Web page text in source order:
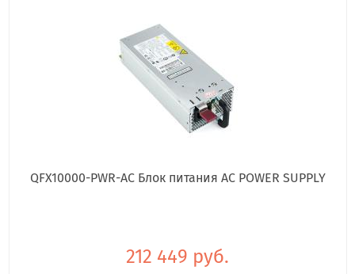
QFX10000-PWR-AC Блок питания AC POWER SUPPLY
212 449 руб.